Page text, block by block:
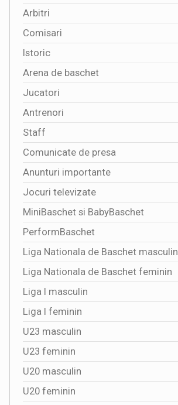
Arbitri
Comisari
Istoric
Arena de baschet
Jucatori
Antrenori
Staff
Comunicate de presa
Anunturi importante
Jocuri televizate
MiniBaschet si BabyBaschet
PerformBaschet
Liga Nationala de Baschet masculin
Liga Nationala de Baschet feminin
Liga I masculin
Liga I feminin
U23 masculin
U23 feminin
U20 masculin
U20 feminin